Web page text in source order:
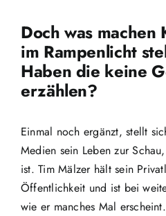
Doch was
im Rampenlicht
Haben die keine
erzählen?
Einmal noch ergänzt, stellt
Medien sein Leben zur
ist. Tim Mälzer hält sein
Öffentlichkeit und ist bei
wie er manches Mal